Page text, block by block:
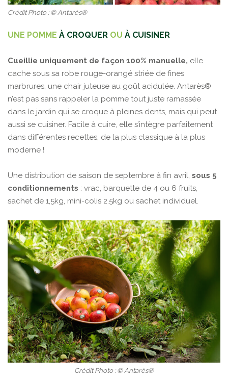
Crédit Photo : © Antarès®
UNE POMME À CROQUER OU À CUISINER
Cueillie uniquement de façon 100% manuelle, elle
cache sous sa robe rouge-orangé striée de fines
marbrures, une chair juteuse au goût acidulée. Antarès®
n’est pas sans rappeler la pomme tout juste ramassée
dans le jardin qui se croque à pleines dents, mais qui peut
aussi se cuisiner. Facile à cuire, elle s’intègre parfaitement
dans différentes recettes, de la plus classique à la plus
moderne !
Une distribution de saison de septembre à fin avril, sous 5
conditionnements : vrac, barquette de 4 ou 6 fruits,
sachet de 1,5kg, mini-colis 2.5kg ou sachet individuel.
Crédit Photo : © Antarès®